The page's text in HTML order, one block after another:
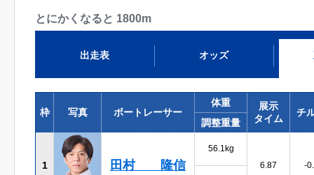
とにかくなると 1800m
出走表 オッズ
枠 写真 ボートレーサー
体重
展示
タイム
チ
調整重量
1 田村 隆信
56.1kg
6.87
-